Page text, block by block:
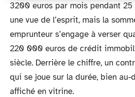
3200 euros par mois pendant 25
une vue de l’esprit, mais la
emprunteur s’engage à verser
220 000 euros de crédit
siècle. Derrière le chiffre, un
qui se joue sur la durée, bien au-
affiché en vitrine.